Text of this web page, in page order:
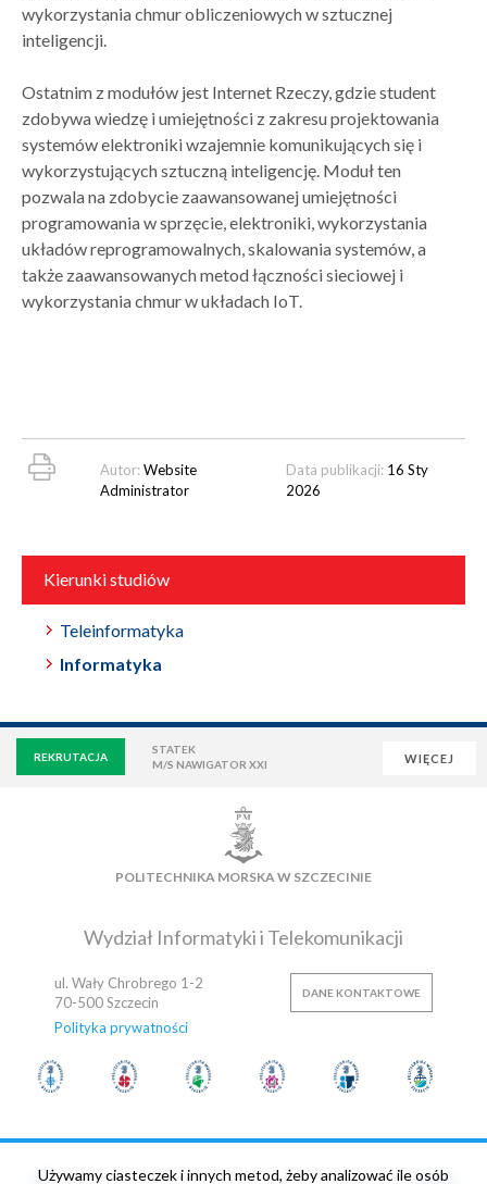
Kierunki studiów
Teleinformatyka
Informatyka
wykorzystania chmur obliczeniowych w sztucznej
inteligencji.
Ostatnim z modułów jest Internet Rzeczy, gdzie student
zdobywa wiedzę i umiejętności z zakresu projektowania
systemów elektroniki wzajemnie komunikujących się i
wykorzystujących sztuczną inteligencję. Moduł ten
pozwala na zdobycie zaawansowanej umiejętności
programowania w sprzęcie, elektroniki, wykorzystania
układów reprogramowalnych, skalowania systemów, a
także zaawansowanych metod łączności sieciowej i
wykorzystania chmur w układach IoT.
Autor:Website
Administrator
Data publikacji: 16 Sty
2026
WIĘCEJ
REKRUTACJA
STATEK
M/S NAWIGATOR XXI
NAUKOWA BAZA DANYCH
OSIEDLE AKADEMICKIE PŁYWALNIA KLUB AZS
POLITECHNIKA MORSKA W SZCZECINIE
Wydział Informatyki i Telekomunikacji
ul. Wały Chrobrego 1-2
70-500Szczecin
Polityka prywatności
DANE KONTAKTOWE
Używamy ciasteczek i innych metod, żeby analizować ile osób